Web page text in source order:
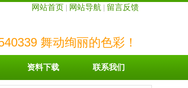
网站首页| 网站导航 | 留言反馈
舞动绚丽的色彩！
资料下载 联系我们